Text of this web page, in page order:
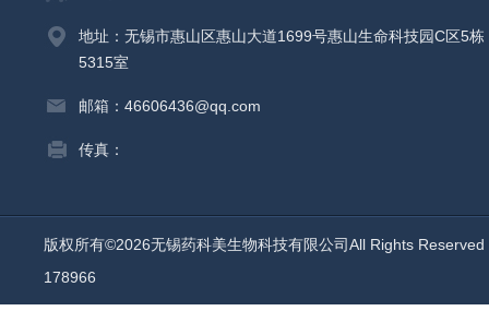
地址：无锡市惠山区惠山大道1699号惠山生命科技园C区5栋
5315室
邮箱：46606436@qq.com
传真：
版权所有©2026无锡药科美生物科技有限公司All Rights
178966